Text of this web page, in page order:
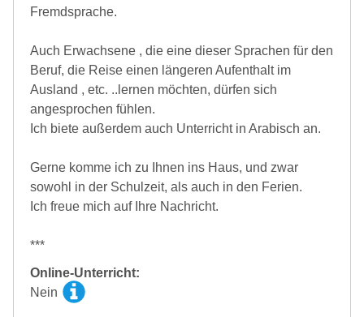
Fremdsprache.
Auch Erwachsene , die eine dieser Sprachen für den
Beruf, die Reise einen längeren Aufenthalt im
Ausland , etc. ..lernen möchten, dürfen sich
angesprochen fühlen.
Ich biete außerdem auch Unterricht in Arabisch an.
Gerne komme ich zu Ihnen ins Haus, und zwar
sowohl in der Schulzeit, als auch in den Ferien.
Ich freue mich auf Ihre Nachricht.
***
Online-Unterricht:
Nein